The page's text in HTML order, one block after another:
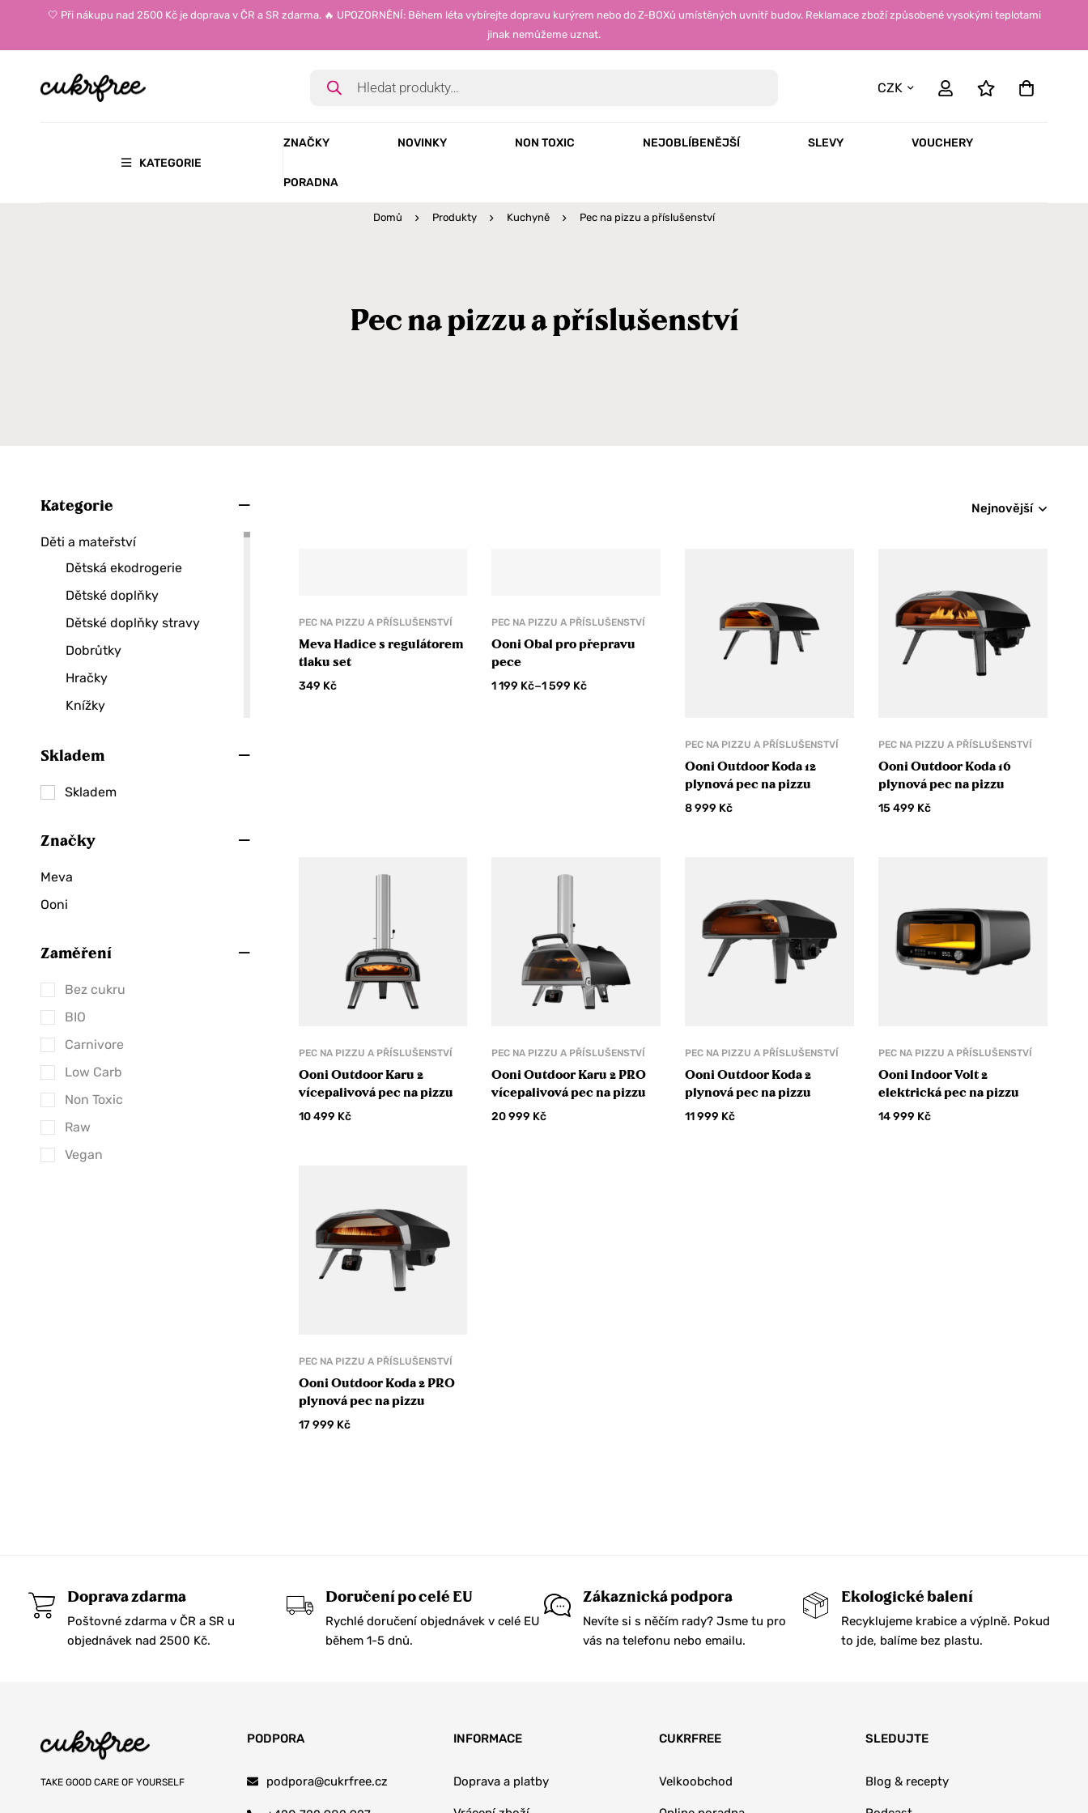
🤍 Při nákupu nad 2500 Kč je doprava v ČR a SR zdarma. 🔥 UPOZORNĚNÍ: Během léta vybírejte dopravu kurýrem nebo do Z-BOXů umístěných uvnitř budov. Reklamace zboží způsobené vysokými teplotami
jinak nemůžeme uznat.
CZK
KATEGORIE
ZNAČKY NOVINKY NON TOXIC NEJOBLÍBENĚJŠÍ SLEVY VOUCHERY
PORADNA
Domů Produkty Kuchyně Pec na pizzu a příslušenství
Pec na pizzu a příslušenství
Kategorie
Děti a mateřství
Dětská ekodrogerie
Dětské doplňky
Dětské doplňky stravy
Dobrůtky
Hračky
Knížky
Těhotenské boly
Dobroty
Bylinkové čaje
Zelené čaje
Pepř
Šafrán
Vanilka
Skladem
Skladem
Značky
Meva
Ooni
Zaměření
Bez cukru
BIO
Carnivore
Low Carb
Non Toxic
Raw
Vegan
Nejnovější
PEC NA PIZZU A PŘÍSLUŠENSTVÍ
Meva Hadice s regulátorem
tlaku set
349 Kč
PEC NA PIZZU A PŘÍSLUŠENSTVÍ
Ooni Obal pro přepravu
pece
1 199 Kč–1 599 Kč
PEC NA PIZZU A PŘÍSLUŠENSTVÍ
Ooni Outdoor Koda 12
plynová pec na pizzu
8 999 Kč
PEC NA PIZZU A PŘÍSLUŠENSTVÍ
Ooni Outdoor Koda 16
plynová pec na pizzu
15 499 Kč
PEC NA PIZZU A PŘÍSLUŠENSTVÍ
Ooni Outdoor Karu 2
vícepalivová pec na pizzu
10 499 Kč
PEC NA PIZZU A PŘÍSLUŠENSTVÍ
Ooni Outdoor Karu 2 PRO
vícepalivová pec na pizzu
20 999 Kč
PEC NA PIZZU A PŘÍSLUŠENSTVÍ
Ooni Outdoor Koda 2
plynová pec na pizzu
11 999 Kč
PEC NA PIZZU A PŘÍSLUŠENSTVÍ
Ooni Indoor Volt 2
elektrická pec na pizzu
14 999 Kč
PEC NA PIZZU A PŘÍSLUŠENSTVÍ
Ooni Outdoor Koda 2 PRO
plynová pec na pizzu
17 999 Kč
Doprava zdarma
Poštovné zdarma v ČR a SR u
objednávek nad 2500 Kč.
Doručení po celé EU
Rychlé doručení objednávek v celé EU
během 1-5 dnů.
Zákaznická podpora
Nevíte si s něčím rady? Jsme tu pro
vás na telefonu nebo emailu.
Ekologické balení
Recyklujeme krabice a výplně. Pokud
to jde, balíme bez plastu.
TAKE GOOD CARE OF YOURSELF
PODPORA
podpora@cukrfree.cz
INFORMACE
Doprava a platby
CUKRFREE
Velkoobchod
SLEDUJTE
Blog & recepty